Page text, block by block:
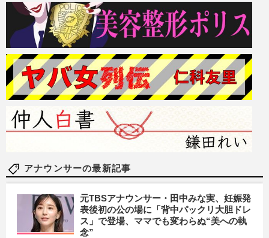
アナウンサーの最新記事
元TBSアナウンサー・田中みな実、妊娠発
表後初の公の場に「背中パックリ大胆ドレ
ス」で登場、ママでも変わらぬ“美への執
念”